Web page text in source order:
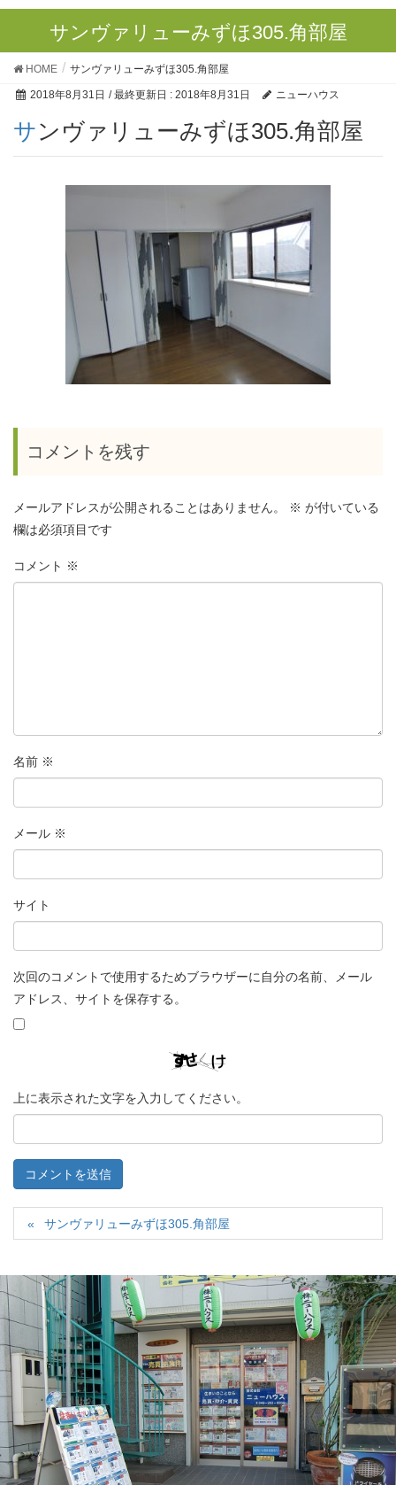
サンヴァリューみずほ305.角部屋
HOME サンヴァリューみずほ305.角部屋
2018年8月31日 / 最終更新日 : 2018年8月31日 ニューハウス
サンヴァリューみずほ305.角部屋
コメントを残す
メールアドレスが公開されることはありません。 ※ が付いている
欄は必須項目です
コメント ※
名前 ※
メール ※
サイト
次回のコメントで使用するためブラウザーに自分の名前、メール
アドレス、サイトを保存する。
上に表示された文字を入力してください。
サンヴァリューみずほ305.角部屋